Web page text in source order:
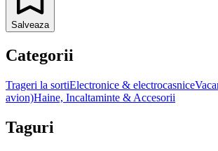
Salveaza
Categorii
Trageri la sortiElectronice & electrocasnice
avion)Haine, Incaltaminte & Accesorii
Taguri